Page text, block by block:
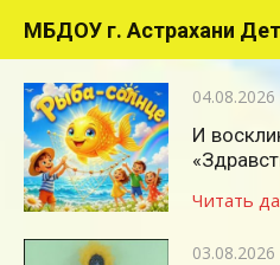
МБДОУ г. Астрахани
04.08.2026
И
Читать
03.08.2026